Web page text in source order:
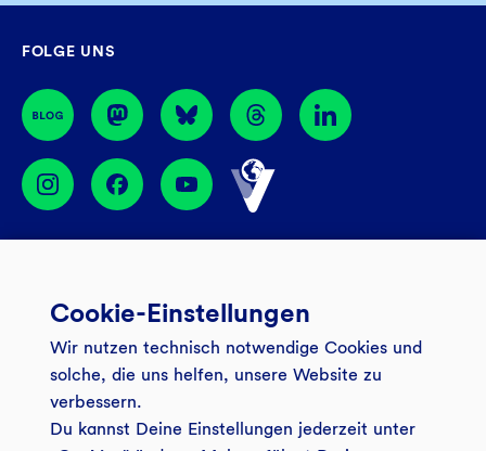
44774 Bochum
BIC: GENODEM1GLS
FOLGE UNS
Banking App
Service
Onlinebanking Login
Sicheres Banking
Unsere Angebote
Mitgliederkonto
Über uns
Wo wirkt die GLS?
Cookie-Einstellungen
Wir nutzen technisch notwendige Cookies und
solche, die uns helfen, unsere Website zu
verbessern.
Du kannst Deine Einstellungen jederzeit unter